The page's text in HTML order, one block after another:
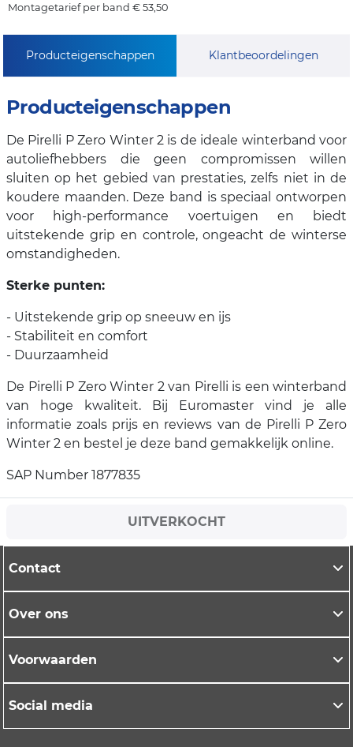
Montagetarief per band € 53,50
Producteigenschappen Klantbeoordelingen
Producteigenschappen
De Pirelli P Zero Winter 2 is de ideale winterband voor
autoliefhebbers die geen compromissen willen
sluiten op het gebied van prestaties, zelfs niet in de
koudere maanden. Deze band is speciaal ontworpen
voor high-performance voertuigen en biedt
uitstekende grip en controle, ongeacht de winterse
omstandigheden.
Sterke punten:
- Uitstekende grip op sneeuw en ijs
- Stabiliteit en comfort
- Duurzaamheid
De Pirelli P Zero Winter 2 van Pirelli is een winterband
van hoge kwaliteit. Bij Euromaster vind je alle
informatie zoals prijs en reviews van de Pirelli P Zero
Winter 2 en bestel je deze band gemakkelijk online.
SAP Number 1877835
UITVERKOCHT
Contact
Over ons
Voorwaarden
Social media